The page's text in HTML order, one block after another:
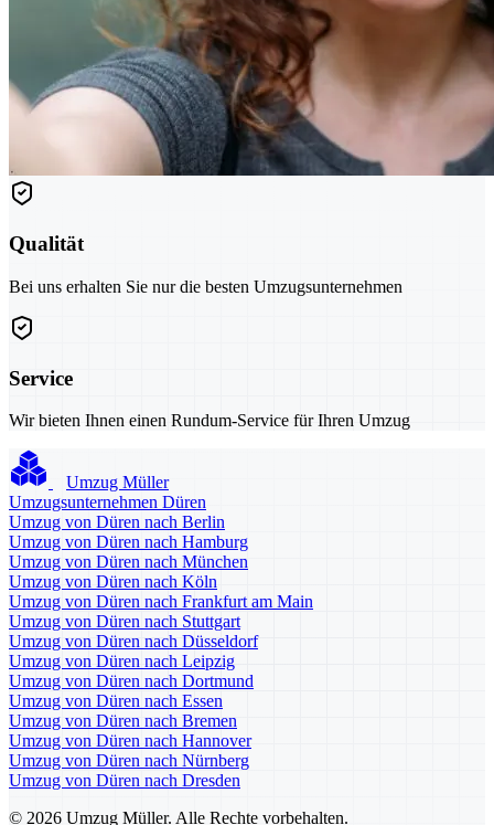
Qualität
Bei uns erhalten Sie nur die besten Umzugsunternehmen
Service
Wir bieten Ihnen einen Rundum-Service für Ihren Umzug
Umzug Müller
Umzugsunternehmen Düren
Umzug von Düren nach Berlin
Umzug von Düren nach Hamburg
Umzug von Düren nach München
Umzug von Düren nach Köln
Umzug von Düren nach Frankfurt am Main
Umzug von Düren nach Stuttgart
Umzug von Düren nach Düsseldorf
Umzug von Düren nach Leipzig
Umzug von Düren nach Dortmund
Umzug von Düren nach Essen
Umzug von Düren nach Bremen
Umzug von Düren nach Hannover
Umzug von Düren nach Nürnberg
Umzug von Düren nach Dresden
© 2026 Umzug Müller. Alle Rechte vorbehalten.